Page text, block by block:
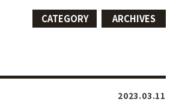
CATEGORY ARCHIVES
2023.03.11